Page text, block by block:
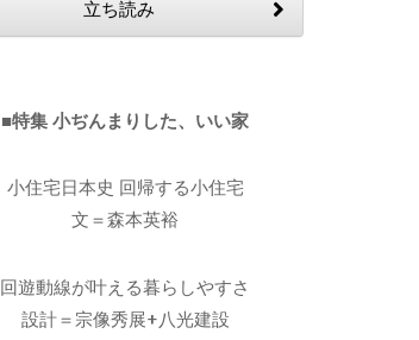
立ち読み
■特集 小ぢんまりした、いい家
小住宅日本史 回帰する小住宅
文＝森本英裕
回遊動線が叶える暮らしやすさ
設計＝宗像秀展+八光建設